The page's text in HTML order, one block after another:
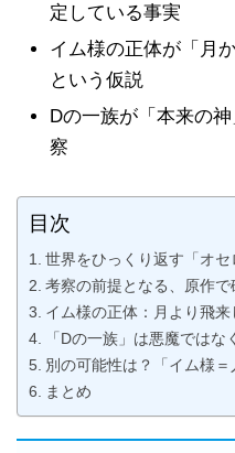
定している事実
イム様の正体が「月
という仮説
Dの一族が「本来の
察
目次
世界をひっくり返す「オセ
考察の前提となる、原作
イム様の正体：月より飛
「Dの一族」は悪魔では
別の可能性は？「イム様
まとめ